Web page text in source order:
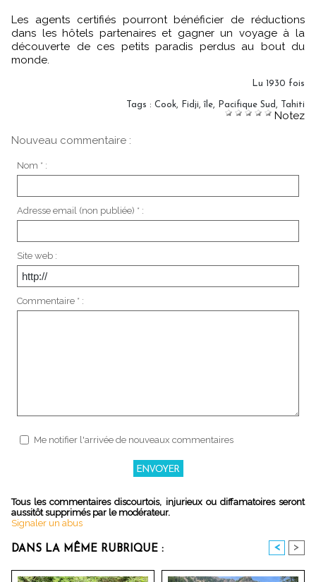
Les agents certifiés pourront bénéficier de réductions
dans les hôtels partenaires et gagner un voyage à la
découverte de ces petits paradis perdus au bout du
monde.
Lu 1930 fois
Tags : Cook, Fidji,île, Pacifique Sud, Tahiti
Notez
Nouveau commentaire :
Nom * :
Adresse email (non publiée) * :
Site web :
Commentaire * :
Me notifier l'arrivée de nouveaux commentaires
Tous les commentaires discourtois, injurieux ou diffamatoires seront
aussitôt supprimés par le modérateur.
Signaler un abus
DANS LA MÊME RUBRIQUE : < >